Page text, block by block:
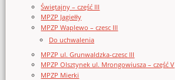
Świętajny – część III
MPZP Jagiełły
MPZP Waplewo – czesc III
Do uchwalenia
MPZP ul. Grunwaldzka-czesc III
MPZP Olsztynek ul. Mrongowiusza – część V
MPZP Mierki